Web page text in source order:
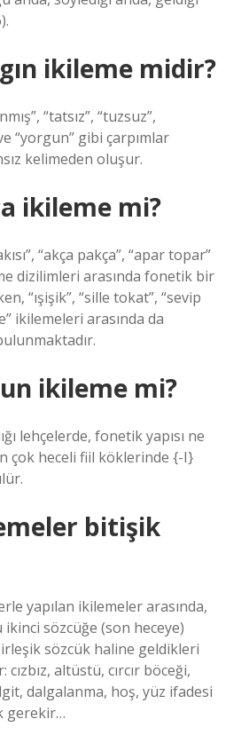
ikileme midir?
“tatsız”, “tuzsuz”,
“yorgun” gibi çarpımlar
kelimeden oluşur.
ikileme mi?
“akça pakça”, “apar topar”
dizilimleri arasında fonetik bir
“ışişik”, “sille tokat”, “sevip
ikilemeleri arasında da
ikileme mi?
lehçelerde, fonetik yapısı ne
çok heceli fiil köklerinde {-I}
bitişik
yapılan ikilemeler arasında,
sözcüğe (son heceye)
sözcük haline geldikleri
cızbız, altüstü, cırcır böceği,
dalgalanma, hoş, yüz ifadesi
gerekir…